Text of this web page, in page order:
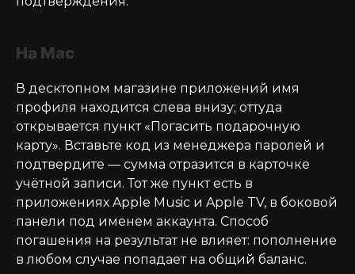
На Mac
В десктопном магазине приложений имя
профиля находится слева внизу; оттуда
открывается пункт «Погасить подарочную
карту». Вставьте код из менеджера паролей и
подтвердите — сумма отразится в карточке
учётной записи. Тот же пункт есть в
приложениях Apple Music и Apple TV, в боковой
панели под именем аккаунта. Способ
погашения на результат не влияет: пополнение
в любом случае попадает на общий баланс.